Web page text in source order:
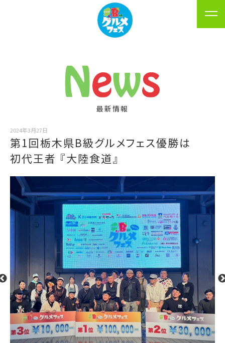
最新情報
2024年3月27日
第1回栃木県B級グルメフェス優勝は️
初代王者 『大陸食道』